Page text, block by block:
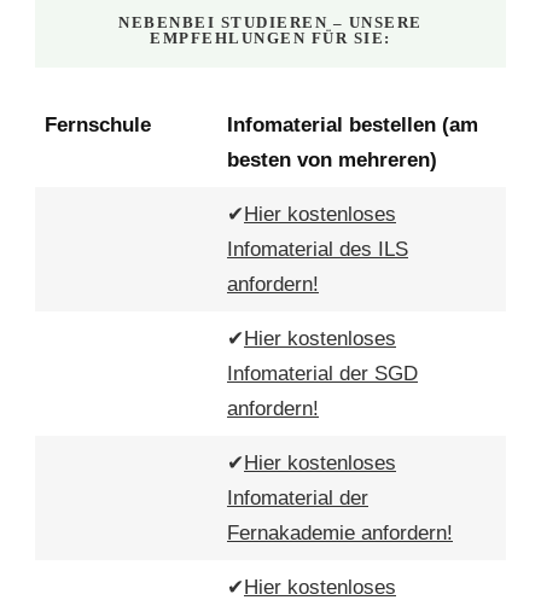
NEBENBEI STUDIEREN – UNSERE
EMPFEHLUNGEN FÜR SIE:
Fernschule
Infomaterial bestellen (am
besten von mehreren)
✔Hier kostenloses
Infomaterial des ILS
anfordern!
✔Hier kostenloses
Infomaterial der SGD
anfordern!
✔Hier kostenloses
Infomaterial der
Fernakademie anfordern!
✔Hier kostenloses